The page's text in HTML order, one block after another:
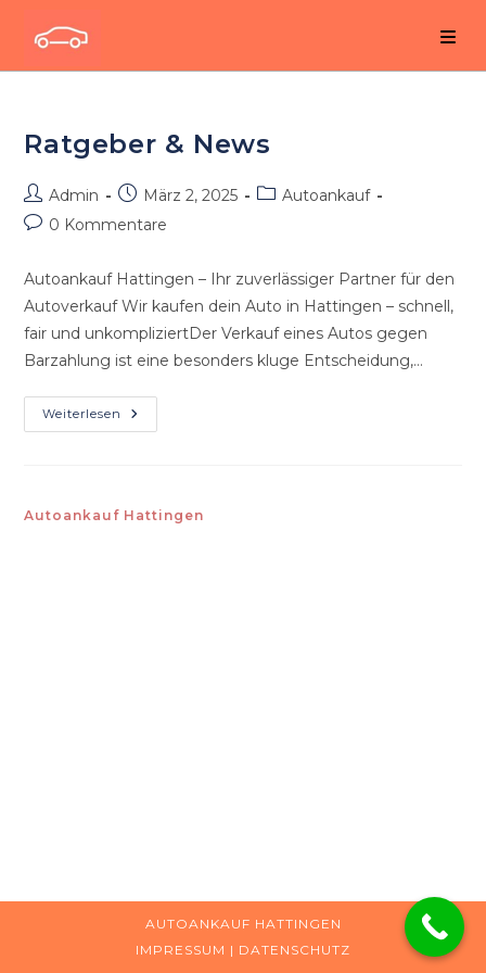
Inhalt
springen
Ratgeber & News
Beitrags-
Autor:
Admin
Beitrag
veröffentlicht:
März 2, 2025
Beitrags-
Autoankauf
Beitrags-
0 Kommentare
Autoankauf Hattingen – Ihr zuverlässiger Partner für den
Autoverkauf Wir kaufen dein Auto in Hattingen – schnell,
fair und unkompliziertDer Verkauf eines Autos gegen
Barzahlung ist eine besonders kluge Entscheidung,…
Weiterlesen Ratgeber
&
Autoankauf Hattingen
AUTOANKAUF HATTINGEN
IMPRESSUM | DATENSCHUTZ